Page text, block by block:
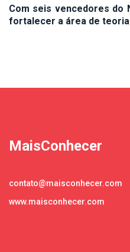
Com seis vencedores do
fortalecer a área de
MaisConhecer
contato@maisconhecer.com
www.maisconhecer.com